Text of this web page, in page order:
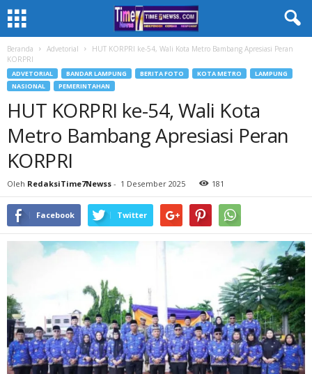
Beranda Advetorial
HUT KORPRI ke-54, Wali Kota Metro Bambang Apresiasi Peran
KORPRI
ADVETORIAL BANDAR LAMPUNG BERITA FOTO KOTA METRO
LAMPUNG
NASIONAL
PEMERINTAHAN
HUT KORPRI ke-54, Wali Kota
Metro Bambang Apresiasi Peran
KORPRI
Oleh RedaksiTime7Newss - 1 Desember 2025 181
Facebook Twitter